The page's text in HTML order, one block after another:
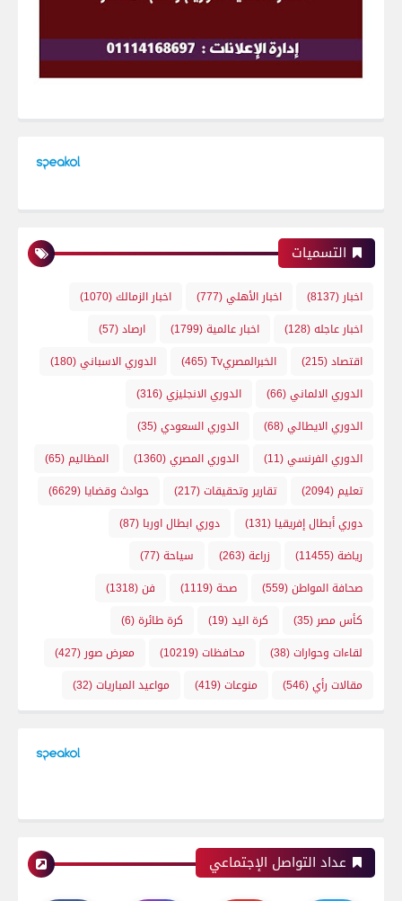
التسميات
اخبار (8137) اخبار الأهلي(777) اخبار الزمالك(1070)
اخبار عاجله(128) اخبار عالمية(1799) ارصاد(57)
اقتصاد(215) الخبرالمصريTv (465) الدوري الاسباني(180)
الدوري الالماني(66) الدوري الانجليزي(316)
الدوري الايطالي(68) الدوري السعودي(35)
الدوري الفرنسي(11) الدوري المصري(1360) المظاليم(65)
تعليم(2094) تقارير وتحقيقات(217) حوادث وقضايا (6629)
دوري أبطال إفريقيا (131) دوري ابطال اوربا (87)
رياضة(11455) زراعة(263) سياحة(77)
صحافة المواطن(559) صحة(1119) فن(1318)
كأس مصر (35) كرة اليد(19) كرة طائرة(6)
لقاءات وحوارات(38) محافظات(10219) معرض صور (427)
مقالات رأي(546) منوعات(419) مواعيد المباريات(32)
عداد التواصل الإجتماعي